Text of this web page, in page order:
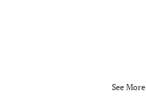
See More